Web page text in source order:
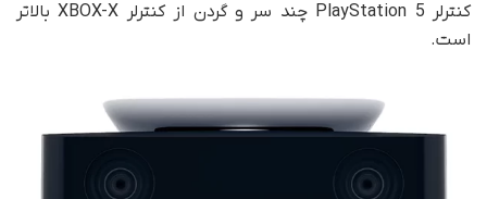
کنترلر PlayStation 5 چند سر و گردن از کنترلر XBOX-X بالاتر
است.